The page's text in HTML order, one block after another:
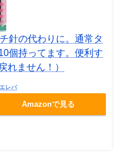
針の代わりに。通常タ
個持ってます。便利す
れません！）
レバ
Amazonで見る